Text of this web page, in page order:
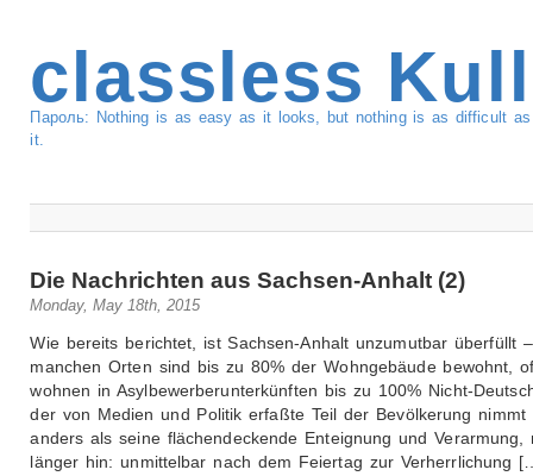
classless
Пароль: Nothing is as easy as it looks, but nothing is as difficult
it.
Die Nachrichten aus Sachsen-Anhalt (2)
Monday, May 18th, 2015
Wie bereits berichtet, ist Sachsen-Anhalt unzumutbar überfüllt
manchen Orten sind bis zu 80% der Wohngebäude bewohnt,
wohnen in Asylbewerberunterkünften bis zu 100% Nicht-
der von Medien und Politik erfaßte Teil der Bevölkerung nimmt
anders als seine flächendeckende Enteignung und Verarmung,
länger hin: unmittelbar nach dem Feiertag zur Verherrlichung